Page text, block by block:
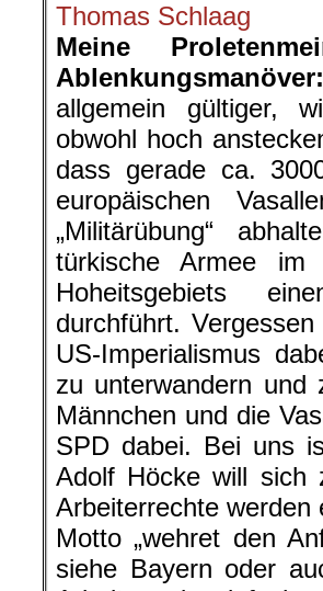
Thomas Schlaag
Meine
Ablenkungsmanöver:
allgemein gültiger,
obwohl hoch
dass gerade ca.
europäischen
„Militärübung“
türkische Armee
Hoheitsgebiets
durchführt.
US-Imperialismus
zu unterwandern
Männchen und die
SPD dabei. Bei uns
Adolf Höcke will sich
Arbeiterrechte
Motto „wehret den
siehe Bayern oder